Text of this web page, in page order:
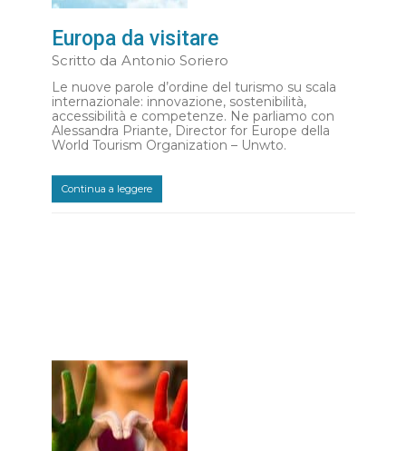
Europa da visitare
Scritto da Antonio Soriero
Le nuove parole d’ordine del turismo su scala
internazionale: innovazione, sostenibilità,
accessibilità e competenze. Ne parliamo con
Alessandra Priante, Director for Europe della
World Tourism Organization – Unwto.
Continua a leggere